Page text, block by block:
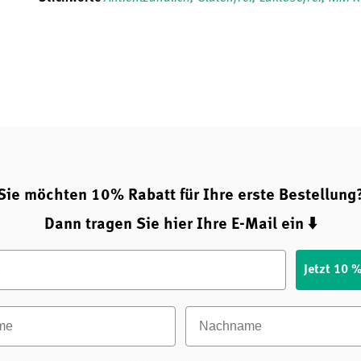
möchten 10% Rabatt für Ihre erste
Dann tragen Sie hier Ihre E-Mail ein ⬇️
Jetzt 10
Nachname